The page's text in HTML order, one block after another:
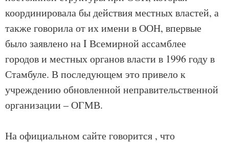
координировала бы действия местных властей, а
также говорила от их имени в ООН, впервые
было заявлено на I Всемирной ассамблее
городов и местных органов власти в 1996 году в
Стамбуле. В последующем это привело к
учреждению обновленной неправительственной
организации – ОГМВ.
На официальном сайте говорится , что